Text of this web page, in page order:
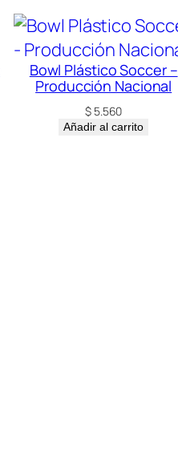
Bowl Plástico Soccer –
Producción Nacional
$5.560
Añadir al carrito